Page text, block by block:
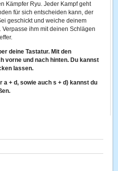
Kämpfer Ryu. Jeder Kampf geht
für sich entscheiden kann, der
geschickt und weiche deinem
ihm mit deinen Schlägen
deine Tastatur. Mit den
vorne und nach hinten. Du kannst
lassen.
+ d, sowie auch s + d) kannst du